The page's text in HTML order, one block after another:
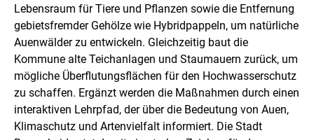
Lebensraum für Tiere und Pflanzen sowie die Entfernung
gebietsfremder Gehölze wie Hybridpappeln, um natürliche
Auenwälder zu entwickeln. Gleichzeitig baut die
Kommune alte Teichanlagen und Staumauern zurück, um
mögliche Überflutungsflächen für den Hochwasserschutz
zu schaffen. Ergänzt werden die Maßnahmen durch einen
interaktiven Lehrpfad, der über die Bedeutung von Auen,
Klimaschutz und Artenvielfalt informiert. Die Stadt